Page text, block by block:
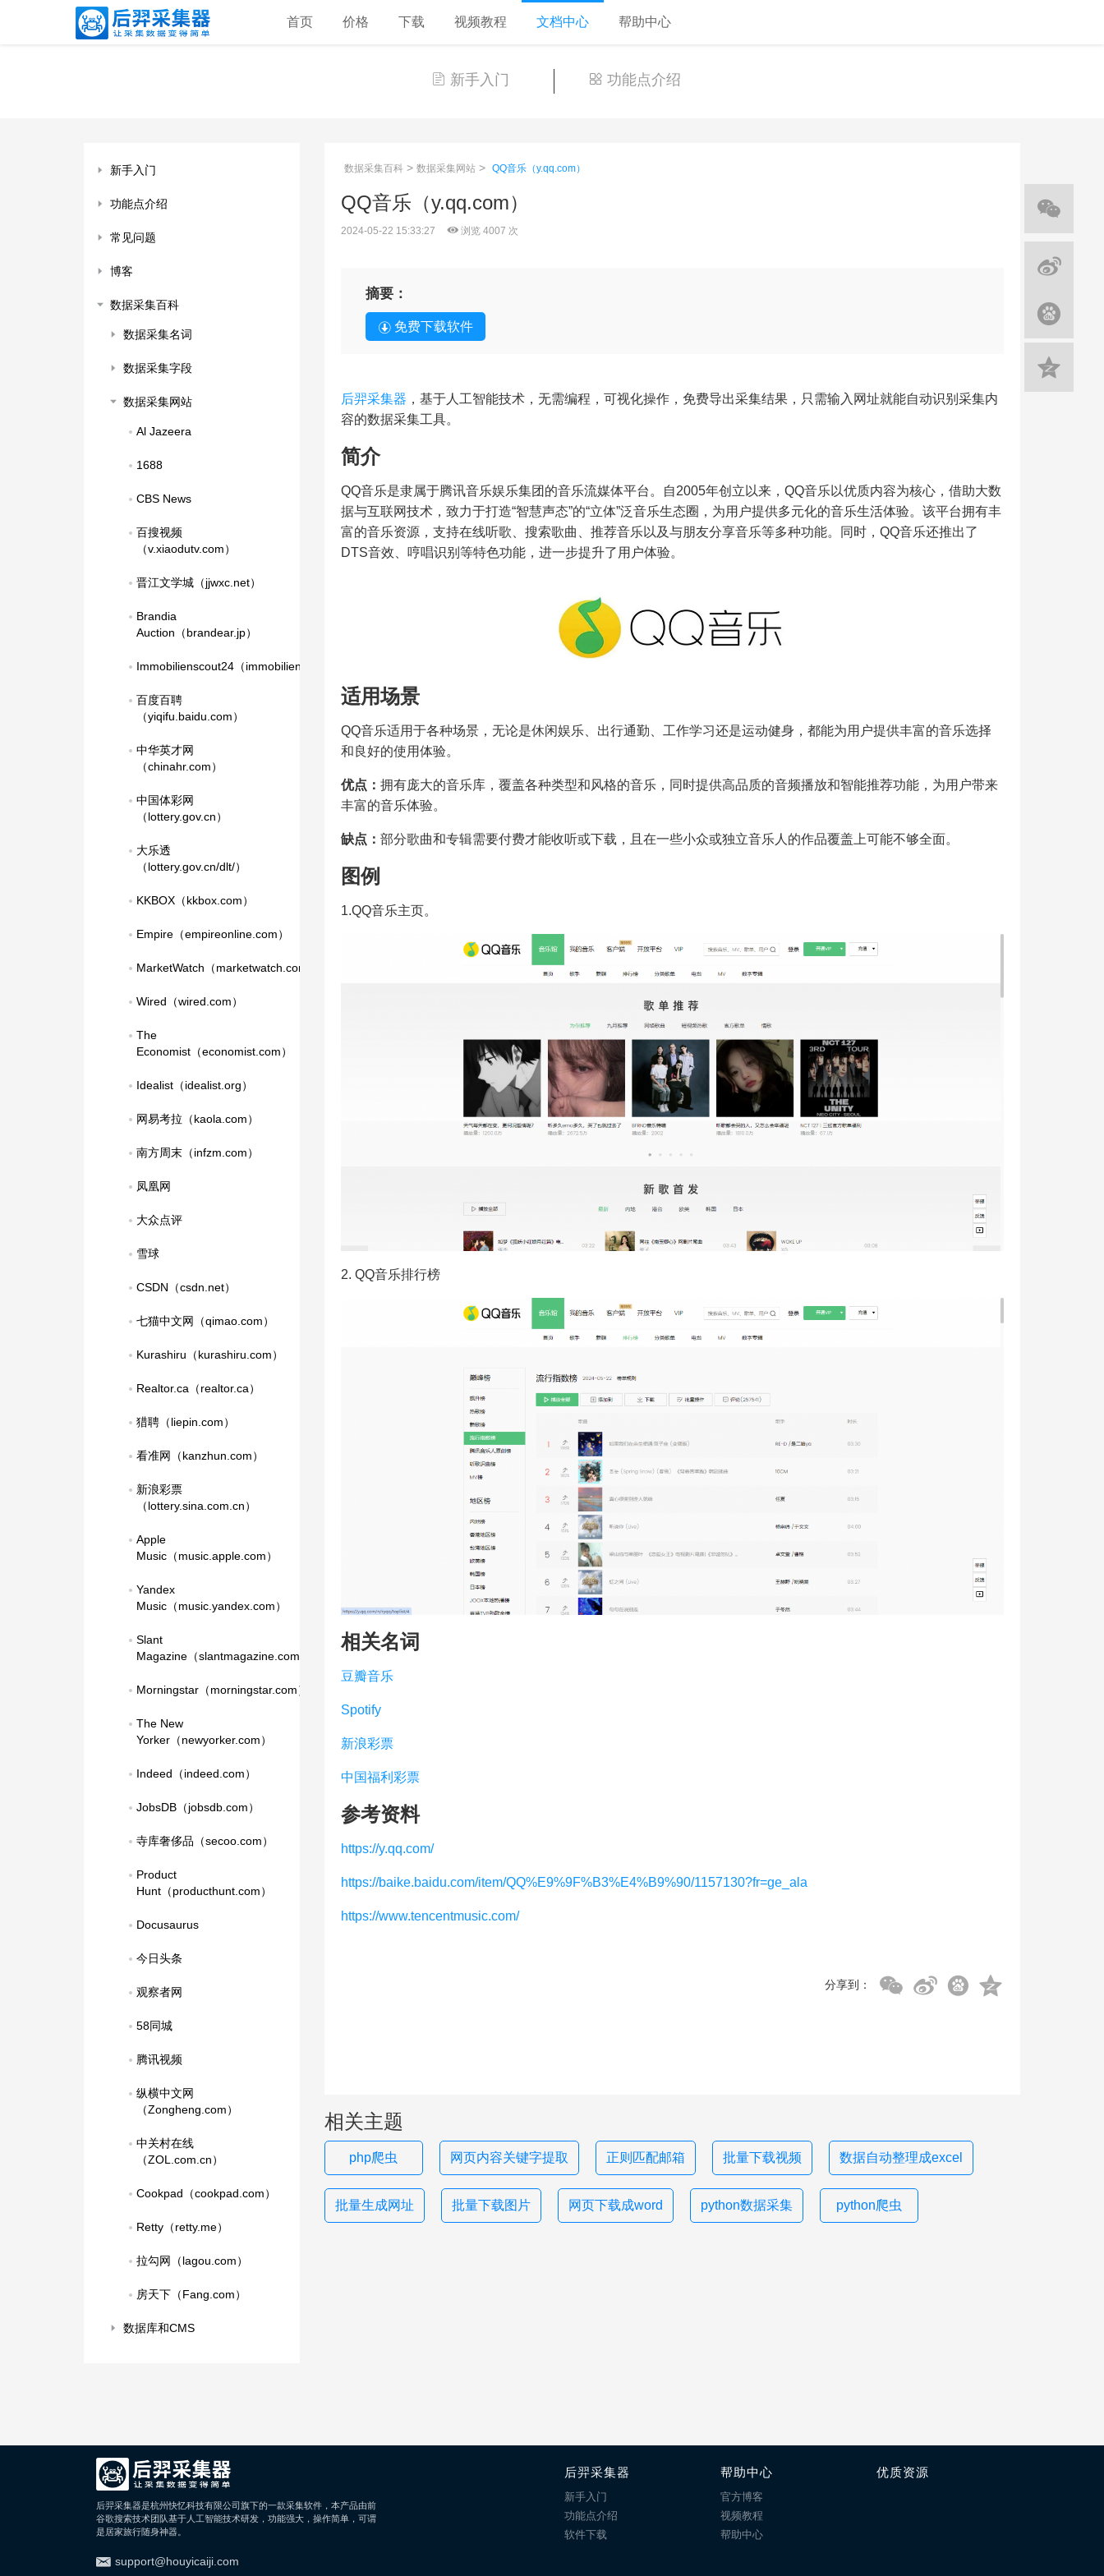
首页 价格 下载 视频教程 文档中心 帮助中心
新手入门 功能点介绍
新手入门
功能点介绍
常见问题
博客
数据采集百科
数据采集名词
数据采集字段
数据采集网站
Al Jazeera
1688
CBS News
百搜视频
（v.xiaodutv.com）
晋江文学城（jjwxc.net）
Brandia
Auction（brandear.jp）
Immobilienscout24（immobilienscout24.de）
百度百聘
（yiqifu.baidu.com）
中华英才网
（chinahr.com）
中国体彩网
（lottery.gov.cn）
大乐透
（lottery.gov.cn/dlt/）
KKBOX（kkbox.com）
Empire（empireonline.com）
MarketWatch（marketwatch.com）
Wired（wired.com）
The
Economist（economist.com）
Idealist（idealist.org）
网易考拉（kaola.com）
南方周末（infzm.com）
凤凰网
大众点评
雪球
CSDN（csdn.net）
七猫中文网（qimao.com）
Kurashiru（kurashiru.com）
Realtor.ca（realtor.ca）
猎聘（liepin.com）
看准网（kanzhun.com）
新浪彩票
（lottery.sina.com.cn）
Apple
Music（music.apple.com）
Yandex
Music（music.yandex.com）
Slant
Magazine（slantmagazine.com）
Morningstar（morningstar.com）
The New
Yorker（newyorker.com）
Indeed（indeed.com）
JobsDB（jobsdb.com）
寺库奢侈品（secoo.com）
Product
Hunt（producthunt.com）
Docusaurus
今日头条
观察者网
58同城
腾讯视频
纵横中文网
（Zongheng.com）
中关村在线
（ZOL.com.cn）
Cookpad（cookpad.com）
Retty（retty.me）
拉勾网（lagou.com）
房天下（Fang.com）
数据库和CMS
数据采集百科 > 数据采集网站 > QQ音乐（y.qq.com）
QQ音乐（y.qq.com）
2024-05-22 15:33:27 浏览 4007 次
摘要：
免费下载软件
后羿采集器 ，基于人工智能技术，无需编程，可视化操作，免费导出采集结果，只需输入网址就能自动识别采集内
容的数据采集工具。
简介
QQ音乐是隶属于腾讯音乐娱乐集团的音乐流媒体平台。自2005年创立以来，QQ音乐以优质内容为核心，借助大数
据与互联网技术，致力于打造“智慧声态”的“立体”泛音乐生态圈，为用户提供多元化的音乐生活体验。该平台拥有丰
富的音乐资源，支持在线听歌、搜索歌曲、推荐音乐以及与朋友分享音乐等多种功能。同时，QQ音乐还推出了
DTS音效、哼唱识别等特色功能，进一步提升了用户体验。
适用场景
QQ音乐适用于各种场景，无论是休闲娱乐、出行通勤、工作学习还是运动健身，都能为用户提供丰富的音乐选择
和良好的使用体验。
优点： 拥有庞大的音乐库，覆盖各种类型和风格的音乐，同时提供高品质的音频播放和智能推荐功能，为用户带来
丰富的音乐体验。
缺点： 部分歌曲和专辑需要付费才能收听或下载，且在一些小众或独立音乐人的作品覆盖上可能不够全面。
图例
1.QQ音乐主页。
2. QQ音乐排行榜
相关名词
豆瓣音乐
Spotify
新浪彩票
中国福利彩票
参考资料
https://y.qq.com/
https://baike.baidu.com/item/QQ%E9%9F%B3%E4%B9%90/1157130?fr=ge_ala
https://www.tencentmusic.com/
分享到：
相关主题
php爬虫 网页内容关键字提取 正则匹配邮箱 批量下载视频 数据自动整理成excel
批量生成网址 批量下载图片 网页下载成word python数据采集 python爬虫
后羿采集器是杭州快忆科技有限公司旗下的一款采集软件，本产品由前
谷歌搜索技术团队基于人工智能技术研发，功能强大，操作简单，可谓
是居家旅行随身神器。
support@houyicaiji.com
后羿采集器
新手入门
功能点介绍
软件下载
帮助中心
官方博客
视频教程
帮助中心
优质资源